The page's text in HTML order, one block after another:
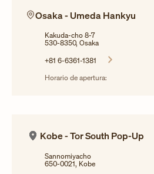
Osaka - Umeda Hankyu
Kakuda-cho 8-7
530-8350, Osaka
+81 6-6361-1381
Horario de apertura:
Kobe - Tor South Pop-Up
Sannomiyacho
650-0021, Kobe